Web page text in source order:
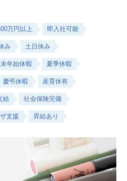
万円以上 即入社可能
み 土日休み
年始休暇 夏季休暇
慶弔休暇 産育休有
給 社会保険完備
支援 昇給あり